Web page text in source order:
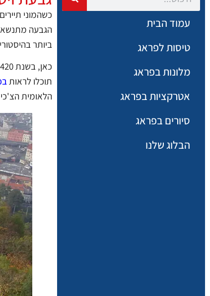
עמוד הבית
טיסות לפראג
מלונות בפראג
אטרקציות בפראג
סיורים בפראג
הבלוג שלנו
כשהמוני
ביותר
תוכלו לראות
הלאומית